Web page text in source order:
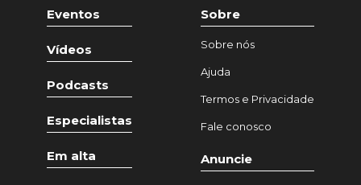
Eventos
Vídeos
Podcasts
Especialistas
Em alta
Sobre
Sobre nós
Ajuda
Termos e Privacidade
Fale conosco
Anuncie